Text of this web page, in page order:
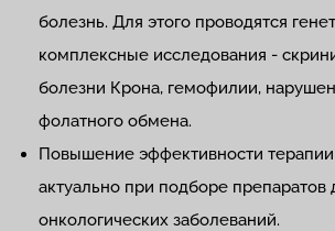
болезнь. Для этого проводятся
комплексные исследования -
болезни Крона, гемофилии,
фолатного обмена.
Повышение эффективности
актуально при подборе препаратов
онкологических заболеваний.